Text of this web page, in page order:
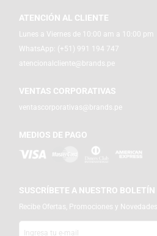
ATENCIÓN AL CLIENTE
Lunes a Viernes de 10:00 am a 10:00 pm
WhatsApp: (+51) 991 194 747
atencionalcliente@brands.pe
VENTAS CORPORATIVAS
ventascorporativas@brands.pe
MEDIOS DE PAGO
SUSCRÍBETE A NUESTRO BOLETÍN
Recibe Ofertas, Promociones y Novedades